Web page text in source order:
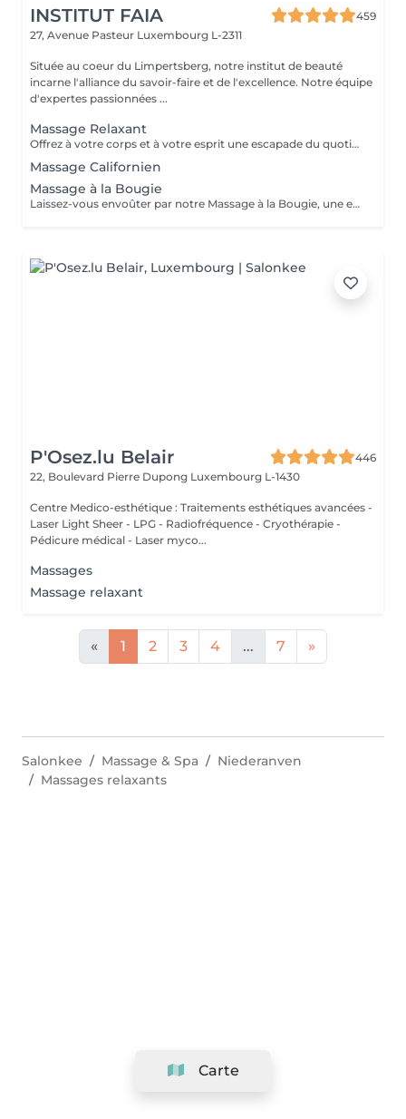
INSTITUT FAIA
459
27, Avenue Pasteur Luxembourg L-2311
Située au coeur du Limpertsberg, notre institut de beauté
incarne l'alliance du savoir-faire et de l'excellence. Notre équipe
d'expertes passionnées ...
Massage Relaxant
Offrez à votre corps et à votre esprit une escapade du quotidien avec notre Massage Relaxant. Conçu pour apaiser les muscles tendus et l'esprit agité, ce massage est une invitation à la tranquillité. Les gestes doux et enveloppants vous plongent dans un état de détente profonde, éliminant le stress et favorisant une relaxation totale. Laissez-vous dorloter, ressourcez-vous et repartez avec un sourire apaisé.
Massage Californien
Massage à la Bougie
Laissez-vous envoûter par notre Massage à la Bougie, une expérience sensorielle unique. La chaleur douce et apaisante de la cire fondue associée à des mouvements délicats vous transporte dans un cocon de relaxation. Vos sens seront comblés par les parfums apaisants de nos bougies spécialement conçues. Plongez dans un état de béatitude et ressortez avec une peau soyeuse et un esprit apaisé.
P'Osez.lu Belair
446
22, Boulevard Pierre Dupong Luxembourg L-1430
Centre Medico-esthétique : Traitements esthétiques avancées -
Laser Light Sheer - LPG - Radiofréquence - Cryothérapie -
Pédicure médical - Laser myco...
Massages
Massage relaxant
« 1 2 3 4 ... 7 »
Carte
Salonkee Massage & Spa
Niederanven
Massages relaxants